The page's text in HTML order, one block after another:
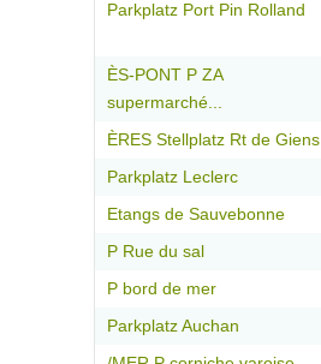
Parkplatz Port Pin Rolland
ÈS-PONT P ZA
supermarché...
ÈRES Stellplatz Rt de Giens
Parkplatz Leclerc
Etangs de Sauvebonne
P Rue du sal
P bord de mer
Parkplatz Auchan